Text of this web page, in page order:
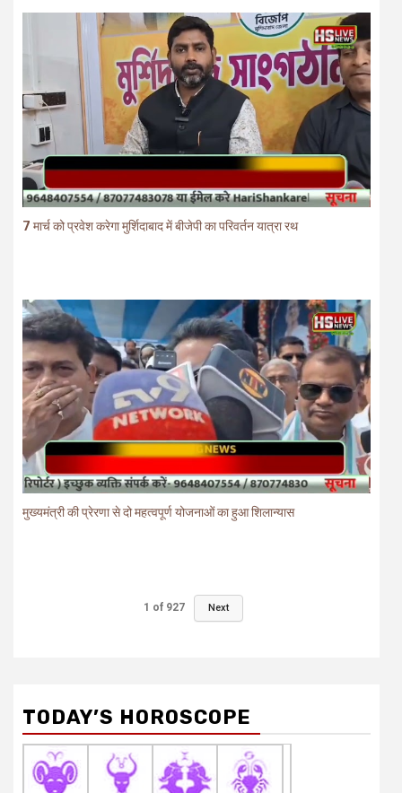
7 मार्च को प्रवेश करेगा मुर्शिदाबाद में बीजेपी का परिवर्तन यात्रा रथ
मुख्यमंत्री की प्रेरणा से दो महत्वपूर्ण योजनाओं का हुआ शिलान्यास
1 of 927 Next
TODAY’S HOROSCOPE